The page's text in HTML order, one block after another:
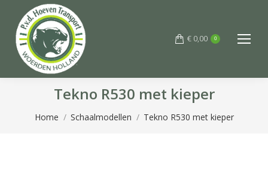
€ 0,00 0
Tekno R530 met kieper
Je bent hier:
Home Schaalmodellen Tekno R530 met kieper